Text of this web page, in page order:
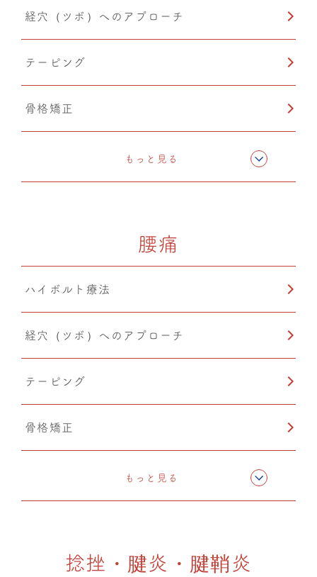
経穴（ツボ）へのアプローチ
テーピング
骨格矯正
CMC筋膜ストレッチ（リリース）
小顔矯正
もっと見る
腰痛
ハイボルト療法
経穴（ツボ）へのアプローチ
テーピング
骨格矯正
CMC筋膜ストレッチ（リリース）
カッピング
もっと見る
捻挫・腱炎・腱鞘炎